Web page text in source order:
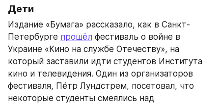
Дети
Издание «Бумага» рассказало, как в Санкт-
Петербурге прошёл фестиваль о войне в
Украине «Кино на службе Отечеству», на
который заставили идти студентов Института
кино и телевидения. Один из организаторов
фестиваля, Пётр Лундстрем, посетовал, что
некоторые студенты смеялись над